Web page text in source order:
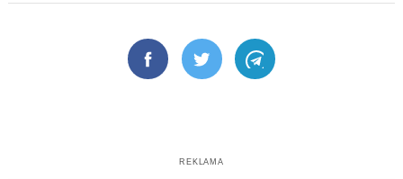
FacebookTwitter Telegram
REKLAMA